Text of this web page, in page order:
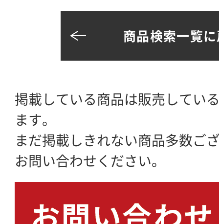
商品検索一覧
掲載している商品は販売してい
ます。
まだ掲載しきれない商品多数ご
お問い合わせください。